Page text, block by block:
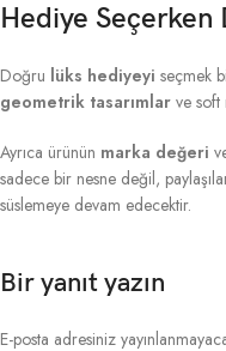
Hediye
Doğru lüks hediyeyi seçmek
geometrik tasarımlar ve
Ayrıca ürünün marka değeri
sadece bir nesne değil,
süslemeye devam edecektir.
Bir yanıt yazın
E-posta adresiniz